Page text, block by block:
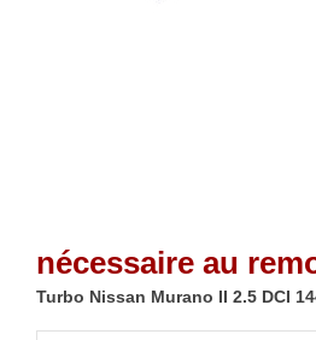
nécessaire au
Turbo Nissan Murano II 2.5 DCI